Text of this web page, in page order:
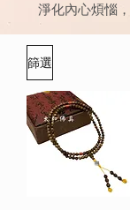
淨化內心煩惱，
篩選